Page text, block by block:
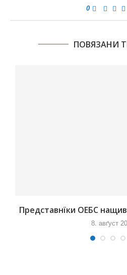
0
ПОВЯЗАНИ
Представнїки ОЕБС
8. авґуст